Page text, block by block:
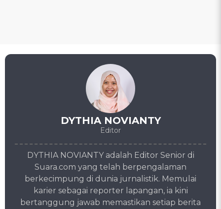
DYTHIA NOVIANTY
Editor
DYTHIA NOVIANTY adalah Editor Senior di
Suara.com yang telah berpengalaman
berkecimpung di dunia jurnalistik. Memulai
karier sebagai reporter lapangan, ia kini
bertanggung jawab memastikan setiap berita